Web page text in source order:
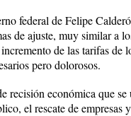
federal de Felipe
de ajuste, muy similar a
de las tarifas
pero dolorosos.
recisión económica que
el rescate de empresas